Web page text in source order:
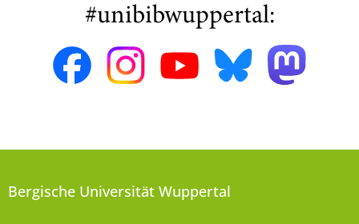
#unibibwuppertal:
Bergische Universität Wuppertal